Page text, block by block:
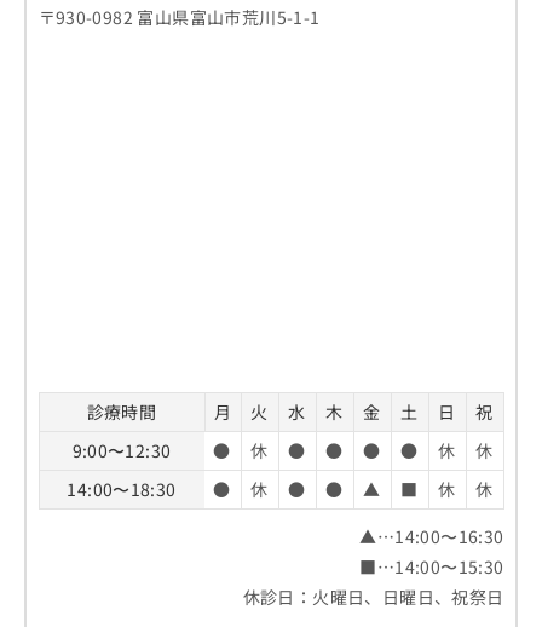
〒930-0982 富山県富山市荒川5-1-1
診療時間 月 火 水 木 金 土 日
祝
9:00〜12:30
● 休 ● ● ● ● 休
休
14:00〜18:30
● 休 ● ● ▲ ■ 休
休
▲…14:00〜16:30
■…14:00〜15:30
休診日：火曜日、日曜日、祝祭日